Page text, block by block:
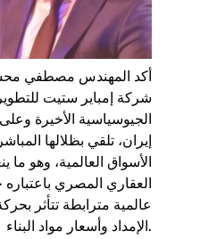
أكد المهندس مصطفي
شركة إمباير ستيت
الجيوسياسية الأخيرة
إيران، تلقي بظلالها
الأسواق العالمية، وهو
العقاري المصري
عالمية مترابطة تتأثر
الإمداد وأسعار مواد البناء.